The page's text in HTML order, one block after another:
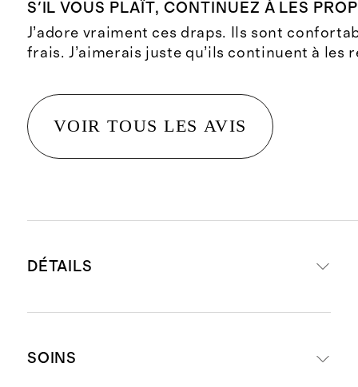
S'IL VOUS PLAÎT, CONTINUEZ À LES
J’adore vraiment ces draps. Ils sont
frais. J’aimerais juste qu’ils continuent à les
VOIR TOUS LES AVIS
DÉTAILS
SOINS